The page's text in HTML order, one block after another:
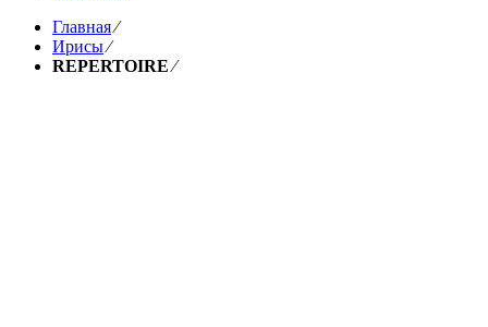
Главная⁄
Ирисы⁄
REPERTOIRE⁄